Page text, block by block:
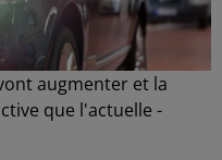
augmenter et la
que l'actuelle -